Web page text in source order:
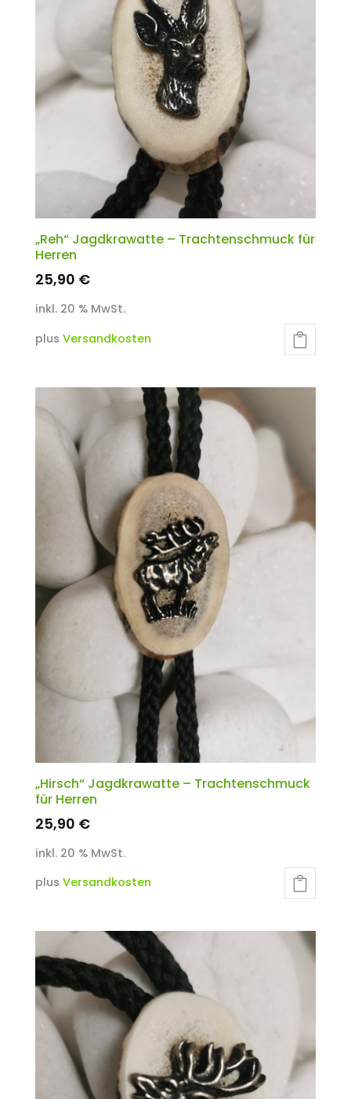
„Reh“ Jagdkrawatte – Trachtenschmuck für
Herren
25,90 €
inkl. 20 % MwSt.
plus Versandkosten
„Hirsch“ Jagdkrawatte – Trachtenschmuck
für Herren
25,90 €
inkl. 20 % MwSt.
plus Versandkosten